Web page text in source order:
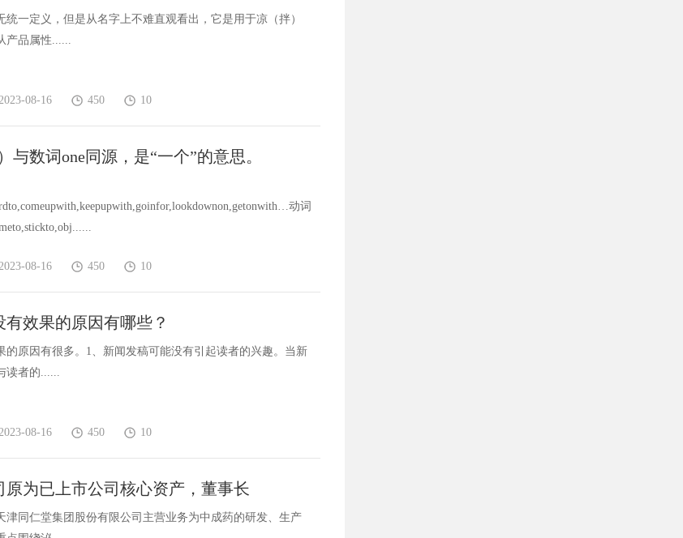
统一定义，但是从名字上不难直观看出，它是用于凉（拌）
产品属性......
08-16 450 10
与数词one同源，是“一个”的意思。
动词
08-16 450 10
效果的原因有哪些？
的原因有很多。1、新闻发稿可能没有引起读者的兴趣。当新
读者的......
08-16 450 10
原为已上市公司核心资产，董事长
津同仁堂集团股份有限公司主营业务为中成药的研发、生产